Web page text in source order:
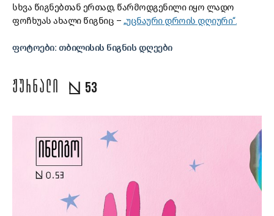
სხვა წიგნებთან ერთად, წარმოდგენილი იყო ლადო
ფოჩხუას ახალი წიგნიც – „უცნაური დროის დღიური“.
ფოტოები: თბილისის წიგნის დღეები
ᲟᲣᲠᲜᲐᲚᲘ 53